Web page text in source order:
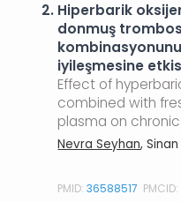
2. Hiperbarik
donmuş
iyileşmesine
Effect of
combined with
plasma on
Nevra Seyhan,
PMID:36588517 PMCID: